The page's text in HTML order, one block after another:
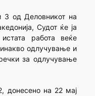
3 од Деловникот на
Судот ќе ја
работа веќе
одлучување и
за одлучување
донесено на 22 мај